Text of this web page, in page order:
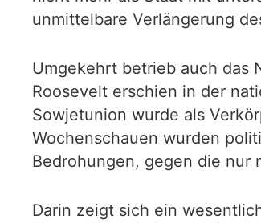
unmittelbare Verlängerung
Umgekehrt betrieb auch das
Roosevelt erschien in der
Sowjetunion wurde als
Wochenschauen wurden
Bedrohungen, gegen die nur
Darin zeigt sich ein